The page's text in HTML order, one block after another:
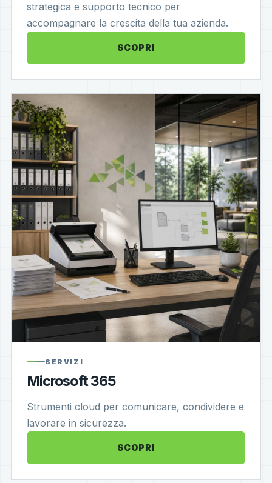
strategica e supporto tecnico per
accompagnare la crescita della tua azienda.
SCOPRI
SERVIZI
Microsoft 365
Strumenti cloud per comunicare, condividere e
lavorare in sicurezza.
SCOPRI